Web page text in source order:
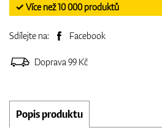
✓ Více než 10 000 produktů
Sdílejte na: Facebook
Doprava 99 Kč
Popis produktu